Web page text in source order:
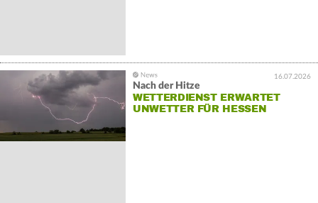
16.07.2026
Nach der Hitze
WETTERDIENST ERWARTET
UNWETTER FÜR HESSEN